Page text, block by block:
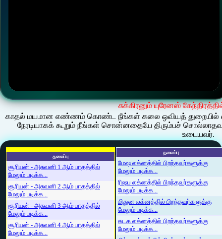
சுக்கிரனும் யுரேனஸ்
காதல் மயமான எண்ணம் கொண்ட நீங்கள் கலை ஒவியத் துறையில்
நேரடியாகக் கூறும் நீங்கள் சொன்னதையே திரும்பச்
உடையவர்.
தலைப்பு
சூரியன் - அசுவனி 1 ஆம் பாதத்தில்
மேலும் படிக்க...
சூரியன் - அசுவனி 2 ஆம் பாதத்தில்
மேலும் படிக்க...
சூரியன் - அசுவனி 3 ஆம் பாதத்தில்
மேலும் படிக்க...
சூரியன் - அசுவனி 4 ஆம் பாதத்தில்
மேலும் படிக்க...
தலைப்பு
மேஷ லக்னத்தில் பிறந்தவர்களுக்கு
மேலும் படிக்க...
ரிஷப லக்னத்தில் பிறந்தவர்களுக்கு
மேலும் படிக்க...
மிதுன லக்னத்தில் பிறந்தவர்களுக்கு
மேலும் படிக்க...
கடக லக்னத்தில் பிறந்தவர்களுக்கு
மேலும் படிக்க...